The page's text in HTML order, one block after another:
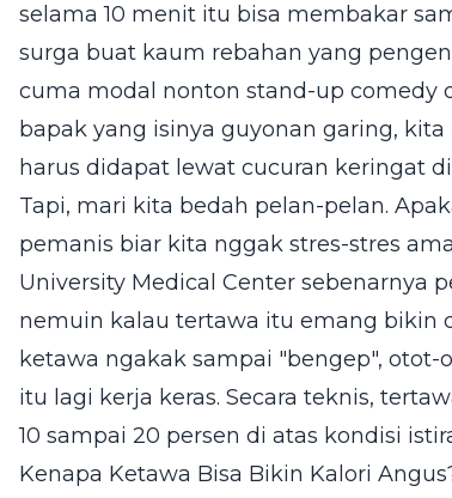
selama 10 menit itu bisa membakar
surga buat kaum rebahan yang
cuma modal nonton stand-up comedy
bapak yang isinya guyonan garing,
harus didapat lewat cucuran keringat
Tapi, mari kita bedah pelan-pelan.
pemanis biar kita nggak stres-stres
University Medical Center sebenarnya
nemuin kalau tertawa itu emang bikin
ketawa ngakak sampai "bengep",
itu lagi kerja keras. Secara teknis,
10 sampai 20 persen di atas kondisi
Kenapa Ketawa Bisa Bikin Kalori